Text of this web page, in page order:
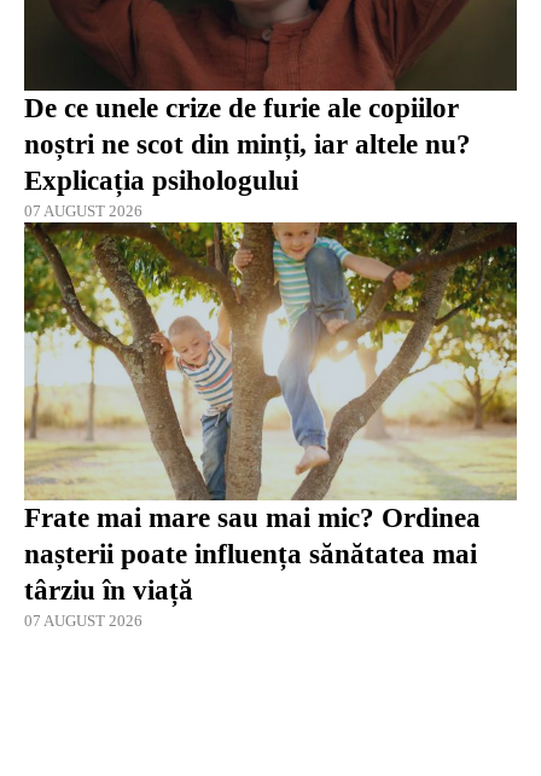
De ce unele crize de furie ale copiilor
noștri ne scot din minți, iar altele nu?
Explicația psihologului
07 AUGUST 2026
Frate mai mare sau mai mic? Ordinea
nașterii poate influența sănătatea mai
târziu în viață
07 AUGUST 2026